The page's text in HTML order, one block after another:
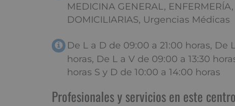
MEDICINA GENERAL,
DOMICILIARIAS, Urgencias Médicas
De L a D de 09:00 a 21:00 horas, De
horas, De L a V de 09:00 a 13:30
horas S y D de 10:00 a 14:00 horas
Profesionales y servicios en este